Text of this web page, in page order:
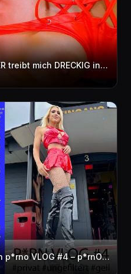
Es war ZU VIEL | JUNGfi**ER treibt mich DRECKIG in den per***sen WAHNSINN! 3LOCH + FACIAL + pi**E
EXKLUSIVE PREMIERE | Mein p*rno VLOG #4 – p*rnOKINO Edition! privat-ungefiltert-geil! Exklusiver GB